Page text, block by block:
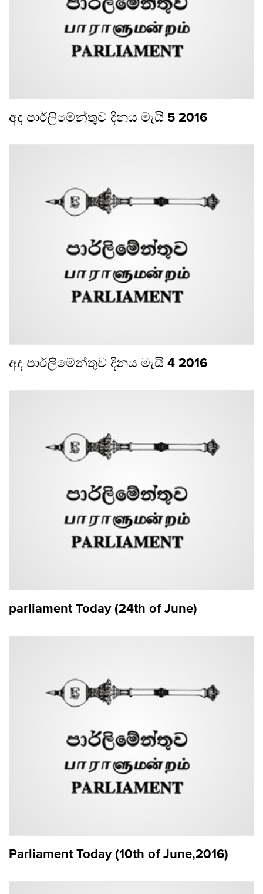
අද පාර්ලිමේන්තුව දිනය මැයි 5 2016
අද පාර්ලිමේන්තුව දිනය මැයි 4 2016
parliament Today (24th of June)
Parliament Today (10th of June,2016)